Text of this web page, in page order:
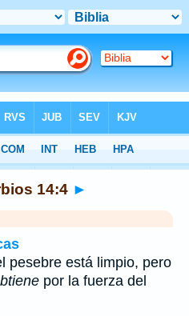
14:4 ►
pesebre está limpio, pero
por la fuerza del